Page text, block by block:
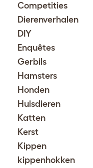
Competities
Dierenverhalen
DIY
Enquêtes
Gerbils
Hamsters
Honden
Huisdieren
Katten
Kerst
Kippen
kippenhokken